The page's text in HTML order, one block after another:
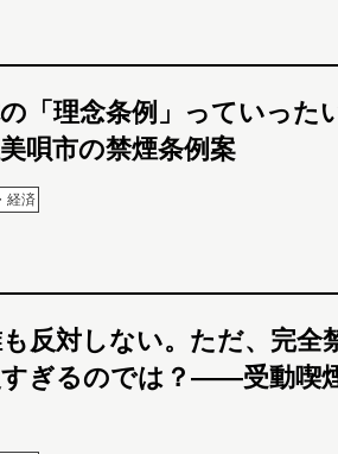
「理念条例」っていった
唄市の禁煙条例案
経済
反対しない。ただ、完全
ぎるのでは？――受動喫